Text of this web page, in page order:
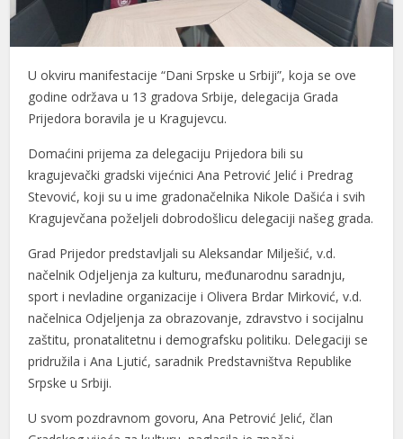
panel
panel
panel
panel
panel
panel
panel
panel
panel
panel
panel
panel
panel
U okviru manifestacije “Dani Srpske u Srbiji”, koja se ove
godine održava u 13 gradova Srbije, delegacija Grada
Prijedora boravila je u Kragujevcu.
Domaćini prijema za delegaciju Prijedora bili su
kragujevački gradski vijećnici Ana Petrović Jelić i Predrag
Stevović, koji su u ime gradonačelnika Nikole Dašića i svih
Kragujevčana poželjeli dobrodošlicu delegaciji našeg grada.
Grad Prijedor predstavljali su Aleksandar Milješić, v.d.
načelnik Odjeljenja za kulturu, međunarodnu saradnju,
sport i nevladine organizacije i Olivera Brdar Mirković, v.d.
načelnica Odjeljenja za obrazovanje, zdravstvo i socijalnu
zaštitu, pronatalitetnu i demografsku politiku. Delegaciji se
pridružila i Ana Ljutić, saradnik Predstavništva Republike
Srpske u Srbiji.
U svom pozdravnom govoru, Ana Petrović Jelić, član